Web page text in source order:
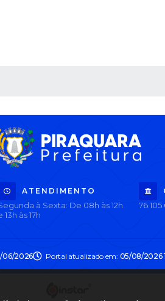
ATENDIMENTO
à Sexta: De 08h às 12h
13h às 17h
06/2026 Portal atualizado em: 05/08/2026